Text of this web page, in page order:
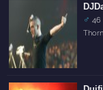
♂ 46
Thorn